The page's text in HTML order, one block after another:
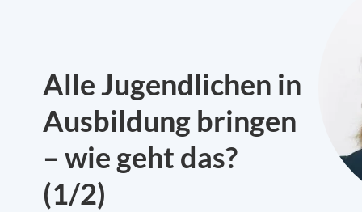
Alle Jugendlichen in
Ausbildung bringen
– wie geht das?
(1/2)